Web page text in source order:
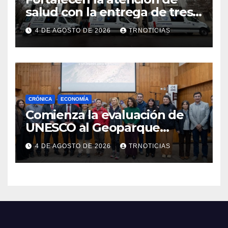
salud con la entrega de tres
nuevas ambulancias para
Cauquenes y Sagrada Familia
4 DE AGOSTO DE 2026 TRNOTICIAS
CRÓNICA ECONOMÍA
Comienza la evaluación de
UNESCO al Geoparque
Aspirante Pillanmapu en el
Maule
4 DE AGOSTO DE 2026 TRNOTICIAS